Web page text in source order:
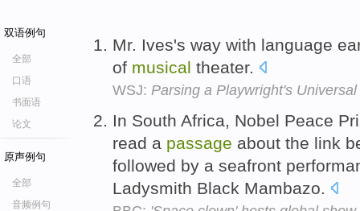
双语例句
全部
口语
书面语
论文
原声例句
全部
音频例句
Mr. Ives's way with language
of musical theater.
WSJ: Parsing a Playwright's
In South Africa, Nobel Peace
read a passage about the link
followed by a seafront
Ladysmith Black Mambazo.